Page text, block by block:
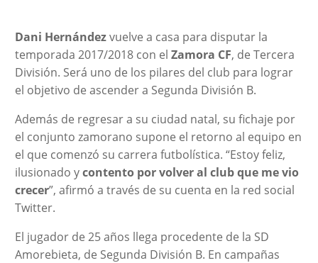
Dani Hernándezvuelve a casa para disputar la
temporada 2017/2018 con el Zamora CF, de Tercera
División. Será uno de los pilares del club para lograr
el objetivo de ascender a Segunda División B.
Además de regresar a su ciudad natal, su fichaje por
el conjunto zamorano supone el retorno al equipo en
el que comenzó su carrera futbolística. “Estoy feliz,
ilusionado ycontento por volver al club que me vio
crecer”, afirmó a través de su cuenta en la red social
Twitter.
El jugador de 25 años llega procedente de la SD
Amorebieta, de Segunda División B. En campañas